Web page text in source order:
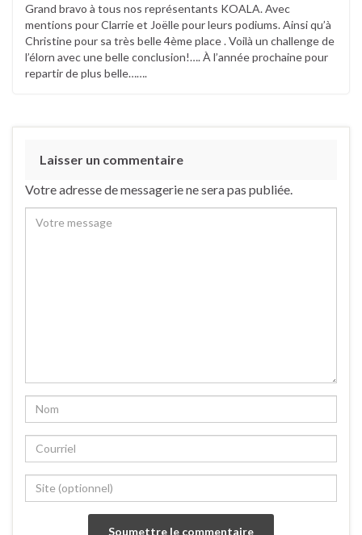
Grand bravo à tous nos représentants KOALA. Avec
mentions pour Clarrie et Joëlle pour leurs podiums. Ainsi qu’à
Christine pour sa très belle 4ème place . Voilà un challenge de
l’élorn avec une belle conclusion!…. À l’année prochaine pour
repartir de plus belle…….
Laisser un commentaire
Votre adresse de messagerie ne sera pas publiée.